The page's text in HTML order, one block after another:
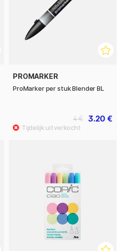
PROMARKER
ProMarker per stuk Blender BL
3.20 €
4 €